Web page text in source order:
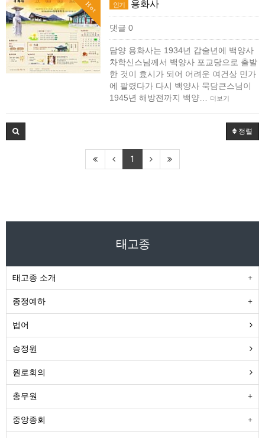
Hot 인기 용화사
댓글 0
담양 용화사는 1934년 갑술년에 백양사
차학신스님께서 백양사 포교당으로 출발
한 것이 효시가 되어 어려운 여건상 민가
에 팔렸다가 다시 백양사 묵담큰스님이
1945년 해방전까지 백양…
더보기
정렬
1
태고종
태고종 소개
종정예하
법어
승정원
원로회의
총무원
중앙종회